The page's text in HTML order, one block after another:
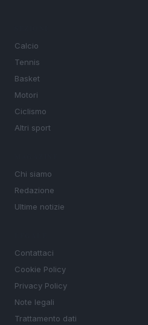
Calcio
Tennis
Basket
Motori
Ciclismo
Altri sport
Chi siamo
Redazione
Ultime notizie
Contattaci
Cookie Policy
Privacy Policy
Note legali
Trattamento dati